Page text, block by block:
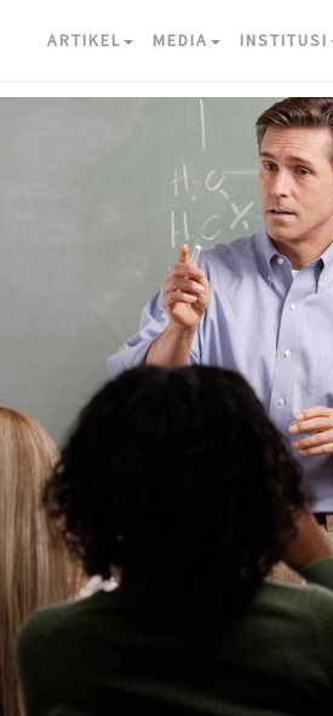
ARTIKEL MEDIA INSTITUSI